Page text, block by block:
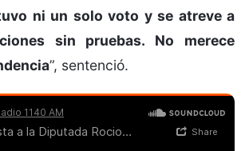
ni un solo voto y se atreve a
sin pruebas. No merece
”, sentenció.